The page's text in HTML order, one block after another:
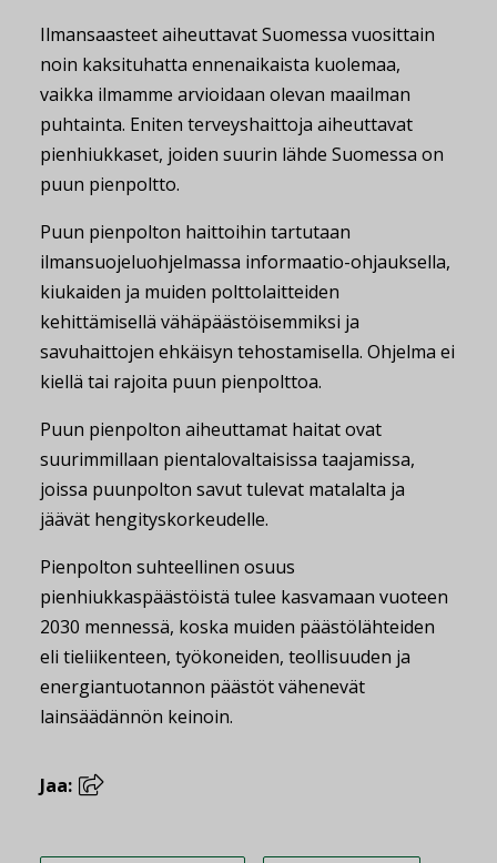
Ilmansaasteet aiheuttavat Suomessa vuosittain
noin kaksituhatta ennenaikaista kuolemaa,
vaikka ilmamme arvioidaan olevan maailman
puhtainta. Eniten terveyshaittoja aiheuttavat
pienhiukkaset, joiden suurin lähde Suomessa on
puun pienpoltto.
Puun pienpolton haittoihin tartutaan
ilmansuojeluohjelmassa informaatio-ohjauksella,
kiukaiden ja muiden polttolaitteiden
kehittämisellä vähäpäästöisemmiksi ja
savuhaittojen ehkäisyn tehostamisella. Ohjelma ei
kiellä tai rajoita puun pienpolttoa.
Puun pienpolton aiheuttamat haitat ovat
suurimmillaan pientalovaltaisissa taajamissa,
joissa puunpolton savut tulevat matalalta ja
jäävät hengityskorkeudelle.
Pienpolton suhteellinen osuus
pienhiukkaspäästöistä tulee kasvamaan vuoteen
2030 mennessä, koska muiden päästölähteiden
eli tieliikenteen, työkoneiden, teollisuuden ja
energiantuotannon päästöt vähenevät
lainsäädännön keinoin.
Jaa: